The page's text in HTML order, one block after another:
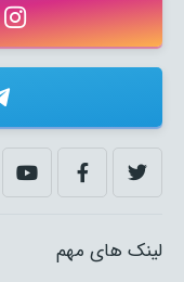
لینک های مهم